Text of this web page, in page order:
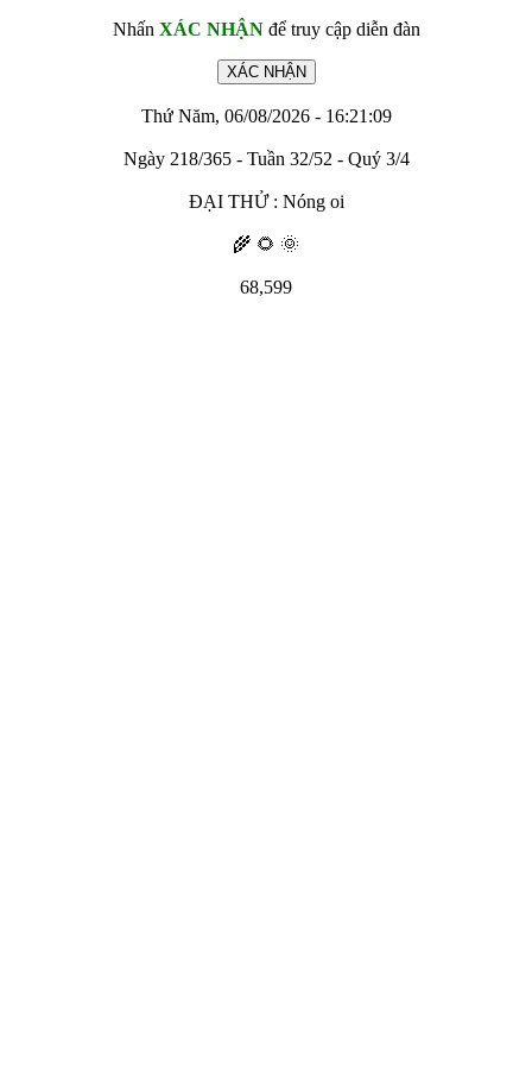
Nhấn XÁC NHẬNđể truy cập diễn đàn
Thứ Năm, 06/08/2026 - 16:21:09
Ngày 218/365 - Tuần 32/52 - Quý 3/4
ĐẠI THỬ : Nóng oi
🌾 🌻 🌞
68,599